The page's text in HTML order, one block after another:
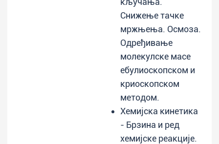
Снижење тачке
мржњења. Осмоза.
Одређивање
молекулске масе
ебулиоскопском и
криоскопском
методом.
Хемијска кинетика
- Брзина и ред
хемијске реакције.